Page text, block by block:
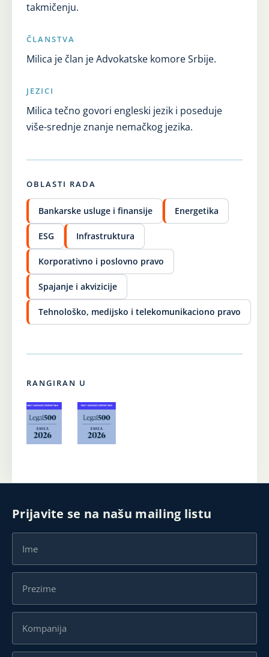
takmičenju.
ČLANSTVA
Milica je član je Advokatske komore Srbije.
JEZICI
Milica tečno govori engleski jezik i poseduje
više-srednje znanje nemačkog jezika.
OBLASTI RADA
Bankarske usluge i finansije Energetika
ESG Infrastruktura
Korporativno i poslovno pravo
Spajanje i akvizicije
Tehnološko, medijsko i telekomunikaciono pravo
RANGIRAN U
Prijavite se na našu mailing listu